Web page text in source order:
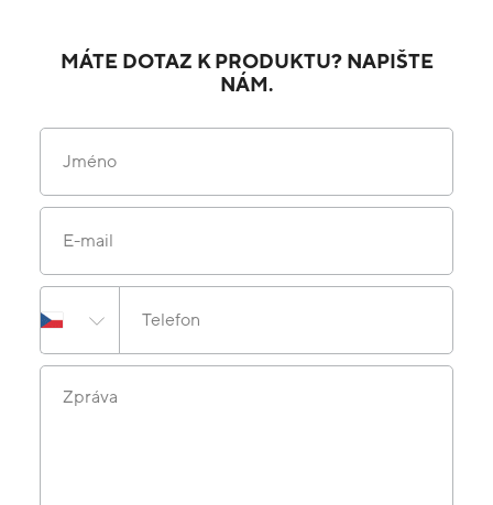
MÁTE DOTAZ K PRODUKTU? NAPIŠTE
NÁM.
Jméno
E-mail
Telefon
Zpráva